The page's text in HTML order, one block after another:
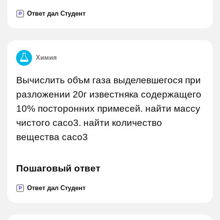
P Ответ дал Студент
Химия
Вычислить объм газа выделевшегося при
разложении 20г известняка содержащего
10% посторонних примесей. найти массу
чистого сасо3. найти количество
вещества сасо3
Пошаговый ответ
P Ответ дал Студент